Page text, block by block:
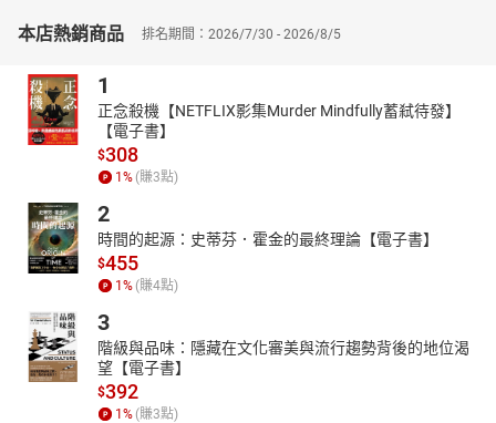
【本書關鍵字】
地、炎黃子孫、堯、舜、禹、大禹治水
【本書資料】
有聲書
適讀年齡：5～8歲親子共同聆聽；9歲以上自己聆聽
【本書特色】
**1.**歷史的連續劇：第一部寫給兒童的完整中國歷史
時間上，從上古寫到民國；空間上，涵蓋祖先們活動範圍與同時代
其他國家的情形；內容上，除了瞭解歷代的政治變遷、科學發展、
文學藝術成就之外，也獲得了具體完整的中國史輪廓。
**2.**歷史的童話書：充滿生活妙喻的兒童讀物
出於孩子生活經驗的新鮮妙喻，使這套書的文字異於您看過的任何
歷史書，讀來就像童話般活潑有趣。
本店熱銷商品 排名期間：2026/7/30 - 2026/8/5
1
正念殺機【NETFLIX影集Murder Mindfully蓄弒待發】
【電子書】
$308
1 % (賺3點)
2
時間的起源：史蒂芬．霍金的最終理論【電子書】
$455
1 % (賺4點)
3
階級與品味：隱藏在文化審美與流行趨勢背後的地位渴
望【電子書】
$392
1 % (賺3點)